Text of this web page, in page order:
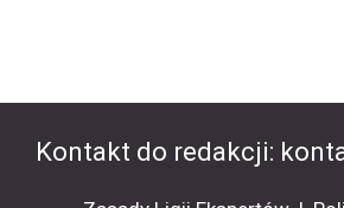
Kontakt do redakcji: